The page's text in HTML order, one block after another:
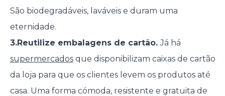
São biodegradáveis, laváveis e duram uma
eternidade.
3.Reutilize embalagens de cartão.Já há
supermercadosque disponibilizam caixas de cartão
da loja para que os clientes levem os produtos até
casa. Uma forma cómoda, resistente e gratuita de